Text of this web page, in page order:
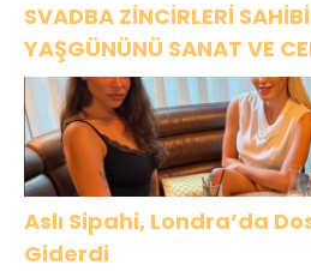
SVADBA ZİNCİRLERİ
YAŞGÜNÜNÜ SANAT VE
ÜNLÜ İSİMLERİYLE
Aslı Sipahi, Londra’da
Giderdi